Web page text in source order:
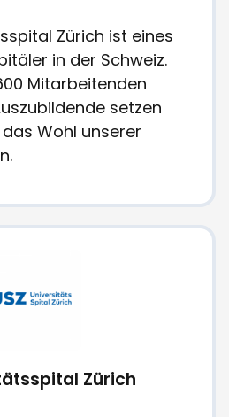
Zürich ist eines
in der Schweiz.
Mitarbeitenden
setzen
Wohl unserer
Zürich